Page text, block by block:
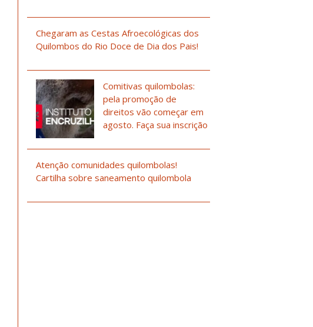
Chegaram as Cestas Afroecológicas dos
Quilombos do Rio Doce de Dia dos Pais!
Comitivas quilombolas:
pela promoção de
direitos vão começar em
agosto. Faça sua inscrição
Atenção comunidades quilombolas!
Cartilha sobre saneamento quilombola